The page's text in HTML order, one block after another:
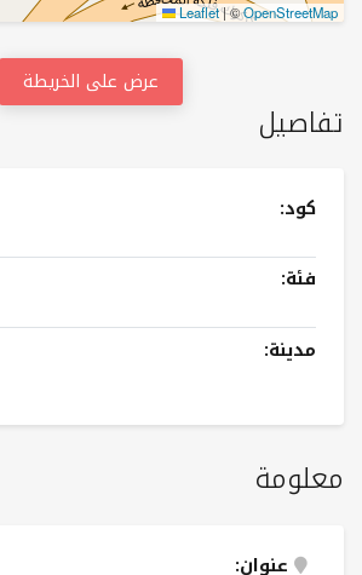
تفاصيل
كود:
فئة:
مدينة:
معلومة
عنوان:
Leaflet|©OpenStreetMap
عرض على الخريطة